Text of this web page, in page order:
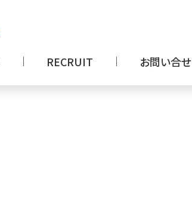
RECRUIT お問い合せ